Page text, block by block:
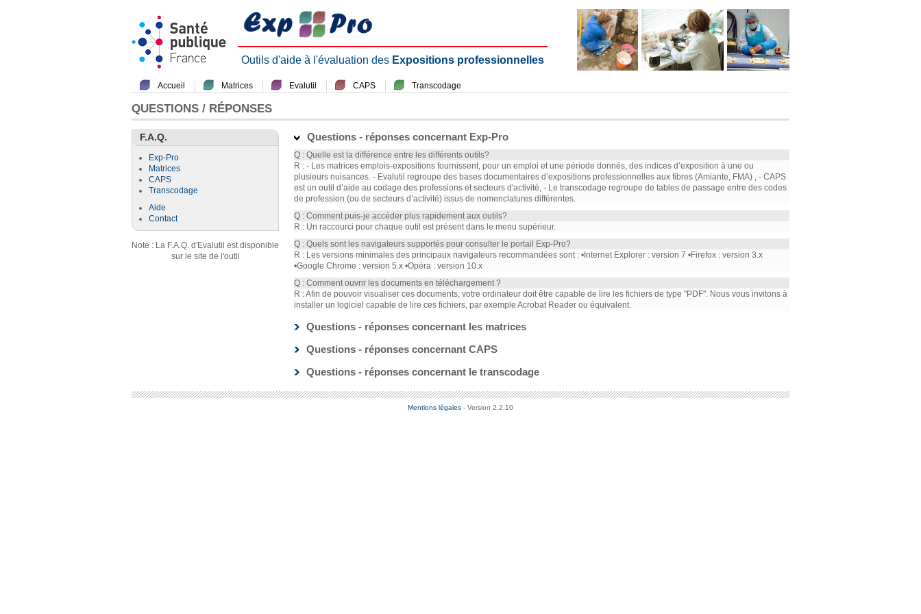
Outils d'aide à l'évaluation des Expositions professionnelles
Accueil Matrices Evalutil CAPS Transcodage
QUESTIONS / RÉPONSES
F.A.Q.
Exp-Pro
Matrices
CAPS
Transcodage
Aide
Contact
Note : La F.A.Q. d'Evalutil est disponible
sur le site de l'outil
Questions - réponses concernant Exp-Pro
Q : Quelle est la différence entre les différents outils?
R : - Les matrices emplois-expositions fournissent, pour un emploi et une période donnés, des indices d’exposition à une ou
plusieurs nuisances. - Evalutil regroupe des bases documentaires d’expositions professionnelles aux fibres (Amiante, FMA) , - CAPS
est un outil d’aide au codage des professions et secteurs d'activité, - Le transcodage regroupe de tables de passage entre des codes
de profession (ou de secteurs d’activité) issus de nomenclatures différentes.
Q : Comment puis-je accéder plus rapidement aux outils?
R : Un raccourci pour chaque outil est présent dans le menu supérieur.
Q : Quels sont les navigateurs supportés pour consulter le portail Exp-Pro?
R : Les versions minimales des principaux navigateurs recommandées sont : •Internet Explorer : version 7 •Firefox : version 3.x
•Google Chrome : version 5.x •Opéra : version 10.x
Q : Comment ouvrir les documents en téléchargement ?
R : Afin de pouvoir visualiser ces documents, votre ordinateur doit être capable de lire les fichiers de type "PDF". Nous vous invitons à
installer un logiciel capable de lire ces fichiers, par exemple Acrobat Reader ou équivalent.
Questions - réponses concernant les matrices
Questions - réponses concernant CAPS
Questions - réponses concernant le transcodage
Mentions légales - Version 2.2.10